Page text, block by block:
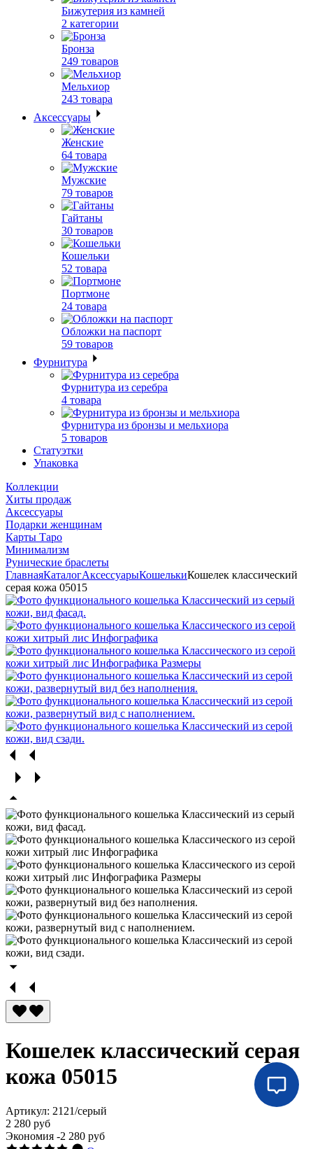
Бижутерия из камней
2 категории
Бронза
249 товаров
Мельхиор
243 товара
Аксессуары
Женские
64 товара
Мужские
79 товаров
Гайтаны
30 товаров
Кошельки
52 товара
Портмоне
24 товара
Обложки на паспорт
59 товаров
Фурнитура
Фурнитура из серебра
4 товара
Фурнитура из бронзы и мельхиора
5 товаров
Статуэтки
Упаковка
Коллекции
Хиты продаж
Аксессуары
Подарки женщинам
Карты Таро
Минимализм
Рунические браслеты
ГлавнаяКаталогАксессуарыКошелькиКошелек классический
серая кожа 05015
Кошелек классический серая
кожа 05015
Артикул: 2121/серый
2 280 руб
Экономия -2 280 руб